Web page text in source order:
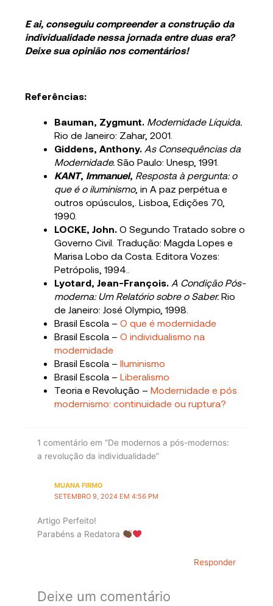
E ai, conseguiu compreender a construção da
individualidade nessa jornada entre duas era?
Deixe sua opinião nos comentários!
Referências:
Bauman, Zygmunt. Modernidade Líquida.
Rio de Janeiro: Zahar, 2001.
Giddens, Anthony. As Consequências da
Modernidade. São Paulo: Unesp, 1991.
KANT, Immanuel, Resposta à pergunta: o
que é o iluminismo, in A paz perpétua e
outros opúsculos,. Lisboa, Edições 70,
1990.
LOCKE, John. O Segundo Tratado sobre o
Governo Civil. Tradução: Magda Lopes e
Marisa Lobo da Costa. Editora Vozes:
Petrópolis, 1994..
Lyotard, Jean-François. A Condição Pós-
moderna: Um Relatório sobre o Saber. Rio
de Janeiro: José Olympio, 1998.
Brasil Escola –O que é modernidade
Brasil Escola –O individualismo na
modernidade
Brasil Escola –Iluminismo
Brasil Escola –Liberalismo
Teoria e Revolução –Modernidade e pós
modernismo: continuidade ou ruptura?
1 comentário em “De modernos a pós-modernos:
a revolução da individualidade”
MUANA FIRMO
SETEMBRO 9, 2024 EM 4:56 PM
Artigo Perfeito!
Parabéns a Redatora
Responder
Deixe um comentário